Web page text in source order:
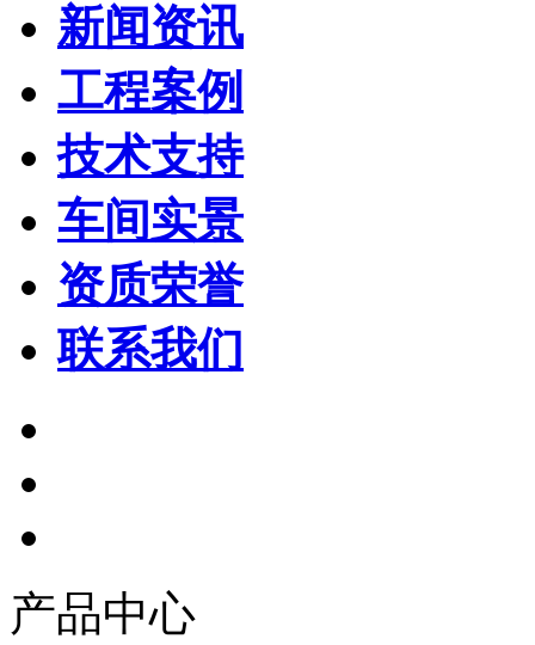
新闻资讯
工程案例
技术支持
车间实景
资质荣誉
联系我们
产品中心